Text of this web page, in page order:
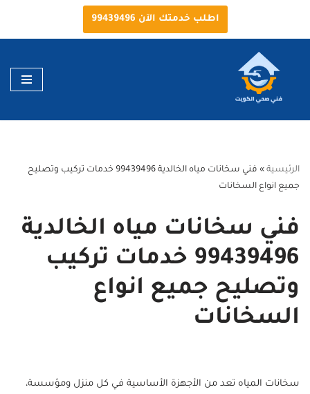
تخطى
المحتوى
اطلب خدمتك الآن 99439496
الرئيسية »
فني سخانات مياه الخالدية 99439496 خدمات تركيب وتصليح
جميع انواع السخانات
فني سخانات مياه الخالدية
99439496 خدمات تركيب
وتصليح جميع انواع
السخانات
سخانات المياه تعد من الأجهزة الأساسية في كل منزل ومؤسسة،